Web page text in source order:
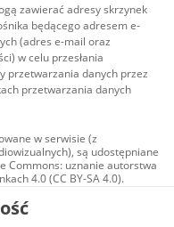
zawierać adresy skrzynek
będącego adresem e-
(adres e-mail oraz
w celu przesłania
przetwarzania danych przez
przetwarzania danych
w serwisie (z
są udostępniane
Commons: uznanie autorstwa
4.0 (CC BY-SA 4.0).
w tym zdjęcia, materiały
na licencji typu
autorstwa użycie